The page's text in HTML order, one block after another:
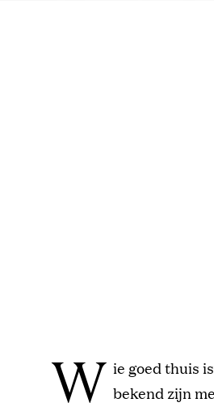
W ie goed thuis
bekend zijn